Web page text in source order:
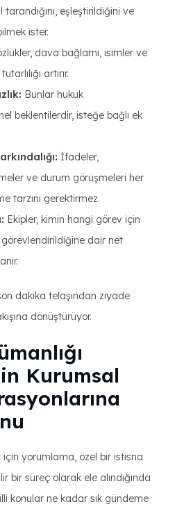
tarandığını, eşleştirildiğini ve
ister.
dava bağlamı, isimler ve
artırır.
Bunlar hukuk
beklentilerdir, isteğe bağlı ek
İfadeler,
ve durum görüşmeleri her
tarzını gerektirmez.
Ekipler, kimin hangi görev için
dair net
dakika telaşından ziyade
dönüştürüyor.
Kurumsal
için yorumlama, özel bir istisna
bir süreç olarak ele alındığında
konular ne kadar sık ​​gündeme